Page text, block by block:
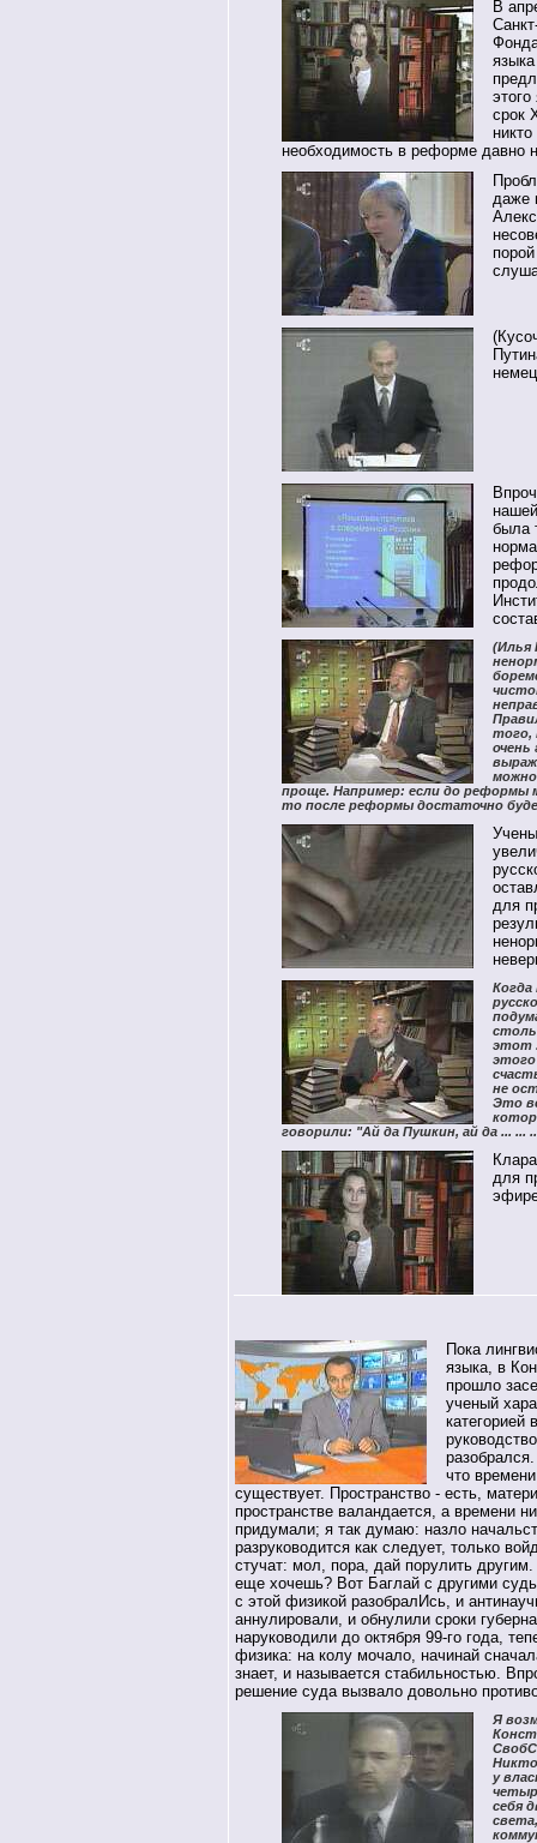
В
срок
необходимость в реформе давно
даже
была
(Илья
того,
очень
проще. Например: если до реформы
то после реформы достаточно
для
этот
не
Это
говорили: "Ай да Пушкин, ай да ... ...
для
Пока
языка, в
прошло
ученый
категорией
что
существует. Пространство - есть,
пространстве валандается, а времени
придумали; я так думаю: назло
разруководится как следует, только
стучат: мол, пора, дай порулить
еще хочешь? Вот Баглай с другими
с этой физикой разобралИсь, и
аннулировали, и обнулили сроки
наруководили до октября 99-го года,
физика: на колу мочало, начинай
знает, и называется стабильностью.
решение суда вызвало довольно
Я
у
себя